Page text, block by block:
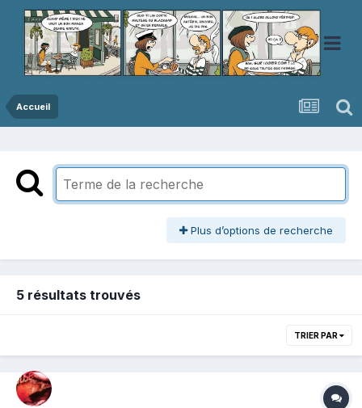
Accueil
Plus d’options de recherche
5 résultats trouvés
TRIER PAR